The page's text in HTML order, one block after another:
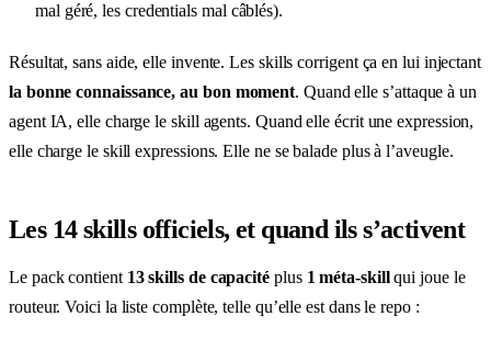
mal géré, les credentials mal câblés).
Résultat, sans aide, elle invente. Les skills corrigent ça en lui injectant
la bonne connaissance, au bon moment. Quand elle s’attaque à un
agent IA, elle charge le skill agents. Quand elle écrit une expression,
elle charge le skill expressions. Elle ne se balade plus à l’aveugle.
Les 14 skills officiels, et quand ils s’activent
Le pack contient 13 skills de capacitéplus 1 méta-skillqui joue le
routeur. Voici la liste complète, telle qu’elle est dans le repo :